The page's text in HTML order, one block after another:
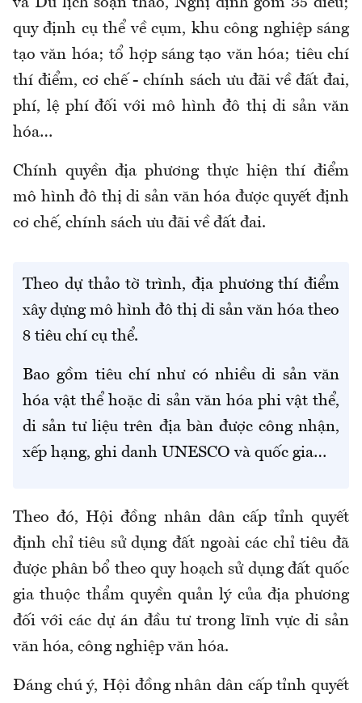
và Du lịch soạn thảo, Nghị định gồm 35 điều;
quy định cụ thể về cụm, khu công nghiệp sáng
tạo văn hóa; tổ hợp sáng tạo văn hóa; tiêu chí
thí điểm, cơ chế - chính sách ưu đãi về đất đai,
phí, lệ phí đối với mô hình đô thị di sản văn
hóa…
Chính quyền địa phương thực hiện thí điểm
mô hình đô thị di sản văn hóa được quyết định
cơ chế, chính sách ưu đãi về đất đai.
Theo dự thảo tờ trình, địa phương thí điểm
xây dựng mô hình đô thị di sản văn hóa theo
8 tiêu chí cụ thể.
Bao gồm tiêu chí như có nhiều di sản văn
hóa vật thể hoặc di sản văn hóa phi vật thể,
di sản tư liệu trên địa bàn được công nhận,
xếp hạng, ghi danh UNESCO và quốc gia…
Theo đó, Hội đồng nhân dân cấp tỉnh quyết
định chỉ tiêu sử dụng đất ngoài các chỉ tiêu đã
được phân bổ theo quy hoạch sử dụng đất quốc
gia thuộc thẩm quyền quản lý của địa phương
đối với các dự án đầu tư trong lĩnh vực di sản
văn hóa, công nghiệp văn hóa.
Đáng chú ý, Hội đồng nhân dân cấp tỉnh quyết